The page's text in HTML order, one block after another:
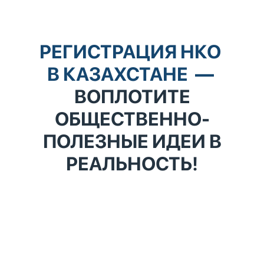
РЕГИСТРАЦИЯ НКО
В КАЗАХСТАНЕ —
ВОПЛОТИТЕ
ОБЩЕСТВЕННО-
ПОЛЕЗНЫЕ ИДЕИ В
РЕАЛЬНОСТЬ!